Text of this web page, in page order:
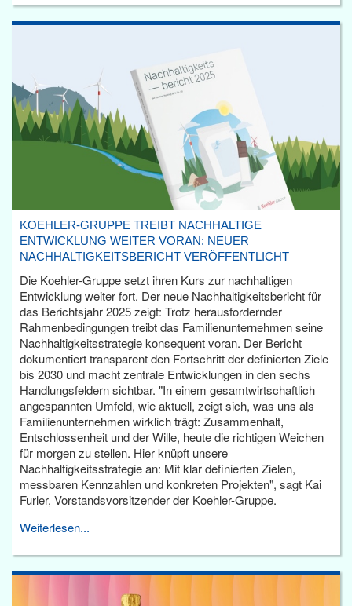
KOEHLER-GRUPPE TREIBT NACHHALTIGE
ENTWICKLUNG WEITER VORAN: NEUER
NACHHALTIGKEITSBERICHT VERÖFFENTLICHT
Die Koehler-Gruppe setzt ihren Kurs zur nachhaltigen
Entwicklung weiter fort. Der neue Nachhaltigkeitsbericht für
das Berichtsjahr 2025 zeigt: Trotz herausfordernder
Rahmenbedingungen treibt das Familienunternehmen seine
Nachhaltigkeitsstrategie konsequent voran. Der Bericht
dokumentiert transparent den Fortschritt der definierten Ziele
bis 2030 und macht zentrale Entwicklungen in den sechs
Handlungsfeldern sichtbar. "In einem gesamtwirtschaftlich
angespannten Umfeld, wie aktuell, zeigt sich, was uns als
Familienunternehmen wirklich trägt: Zusammenhalt,
Entschlossenheit und der Wille, heute die richtigen Weichen
für morgen zu stellen. Hier knüpft unsere
Nachhaltigkeitsstrategie an: Mit klar definierten Zielen,
messbaren Kennzahlen und konkreten Projekten", sagt Kai
Furler, Vorstandsvorsitzender der Koehler-Gruppe.
Weiterlesen...